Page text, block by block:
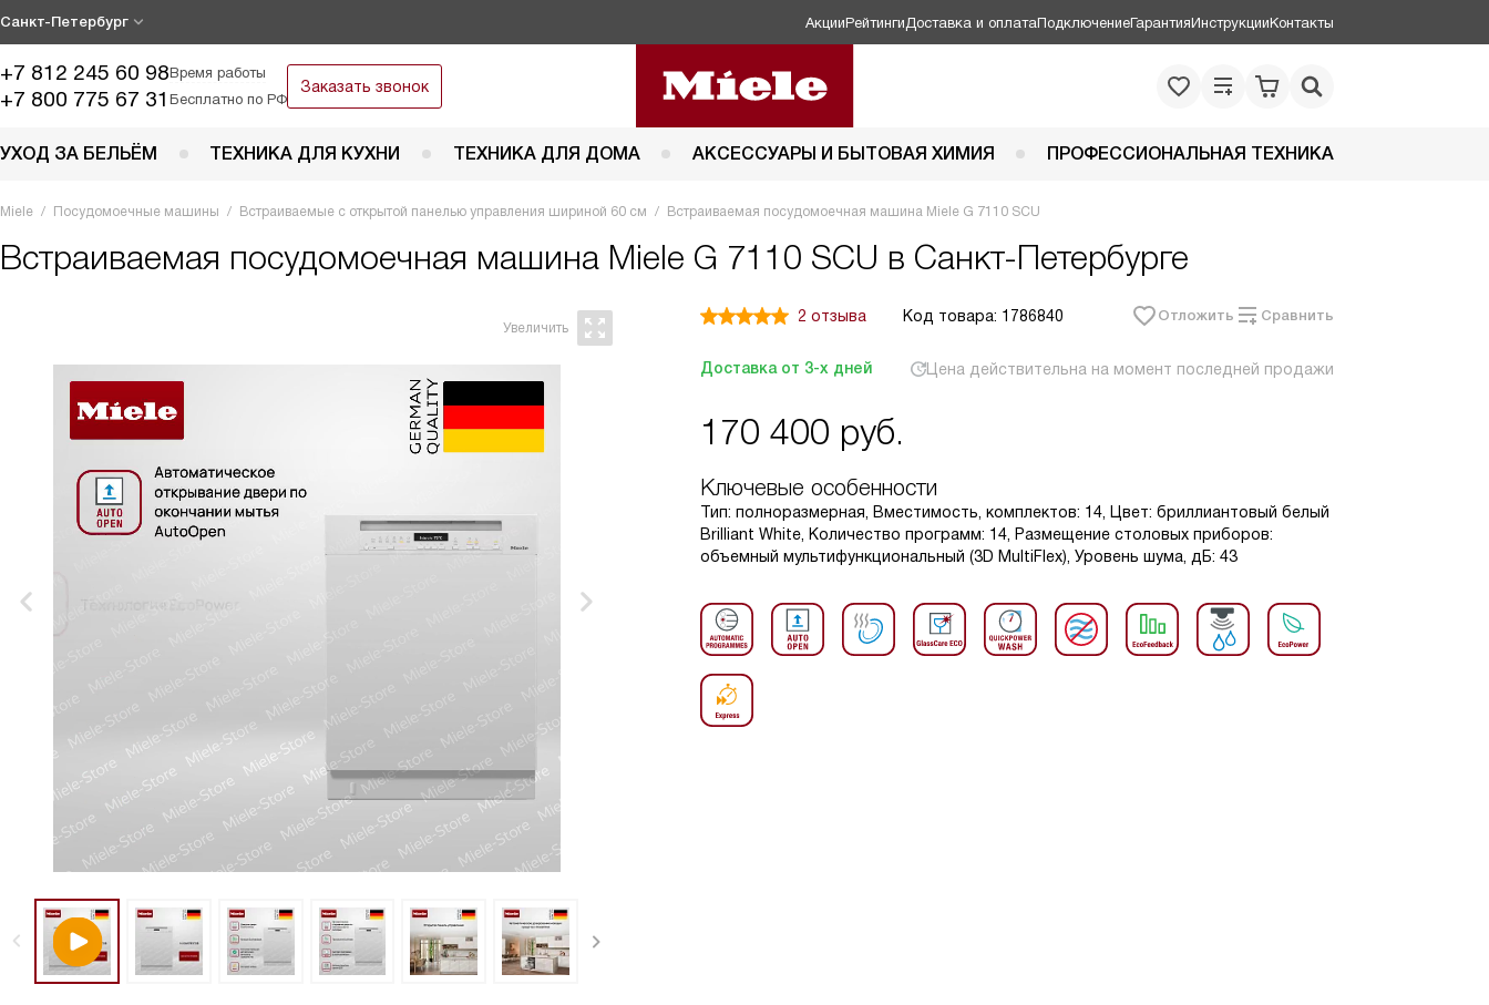
Санкт-Петербург АкцииРейтинги Доставка и оплатаПодключениеГарантияИнструкцииКонтакты
+7 812 245 60 98Время работы
+7 800 775 67 31 Бесплатно по РФ
Заказать звонок
УХОД ЗА БЕЛЬЁМ ТЕХНИКА ДЛЯ КУХНИ ТЕХНИКА ДЛЯ ДОМА АКСЕССУАРЫ И БЫТОВАЯ ХИМИЯ ПРОФЕССИОНАЛЬНАЯ ТЕХНИКА
Miele Посудомоечные машины Встраиваемые с открытой панелью управления шириной 60 см Встраиваемая посудомоечная машина Miele G 7110 SCU
Встраиваемая посудомоечная машина Miele G 7110 SCU в Санкт-Петербурге
2 отзыва Код товара: 1786840 Отложить Сравнить
Доставка от 3-х дней Цена действительна на момент последней продажи
170 400 руб.
Ключевые особенности
Тип: полноразмерная, Вместимость, комплектов: 14, Цвет: бриллиантовый белый
Brilliant White, Количество программ: 14, Размещение столовых приборов:
объемный мультифункциональный (3D MultiFlex), Уровень шума, дБ: 43